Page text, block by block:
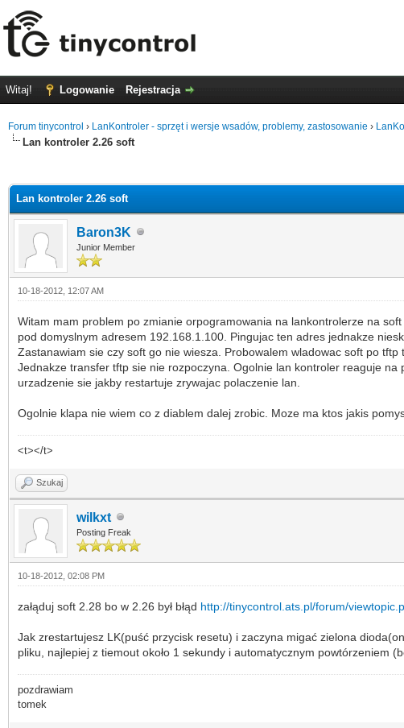
Witaj! Logowanie Rejestracja
Forum tinycontrol › LanKontroler - sprzęt i wersje wsadów, problemy, zastosowanie ›
Lan kontroler 2.26 soft
Lan kontroler 2.26 soft
Baron3K
Junior Member
10-18-2012, 12:07 AM
Witam mam problem po zmianie orpogramowania na lankontrolerze na
pod domyslnym adresem 192.168.1.100. Pingujac ten adres jednakze
Zastanawiam sie czy soft go nie wiesza. Probowalem wladowac soft po
Jednakze transfer tftp sie nie rozpoczyna. Ogolnie lan kontroler reaguje
urzadzenie sie jakby restartuje zrywajac polaczenie lan.
Ogolnie klapa nie wiem co z diablem dalej zrobic. Moze ma ktos jakis
<t></t>
Szukaj
wilkxt
Posting Freak
10-18-2012, 02:08 PM
załąduj soft 2.28 bo w 2.26 był błąd http://tinycontrol.ats.pl/forum/
Jak zrestartujesz LK(puść przycisk resetu) i zaczyna migać zielona
pliku, najlepiej z tiemout około 1 sekundy i automatycznym powtórzeniem
pozdrawiam
tomek